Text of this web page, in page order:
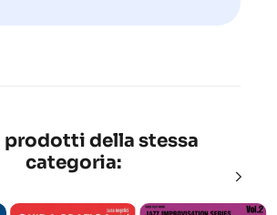
prodotti della stessa
categoria: